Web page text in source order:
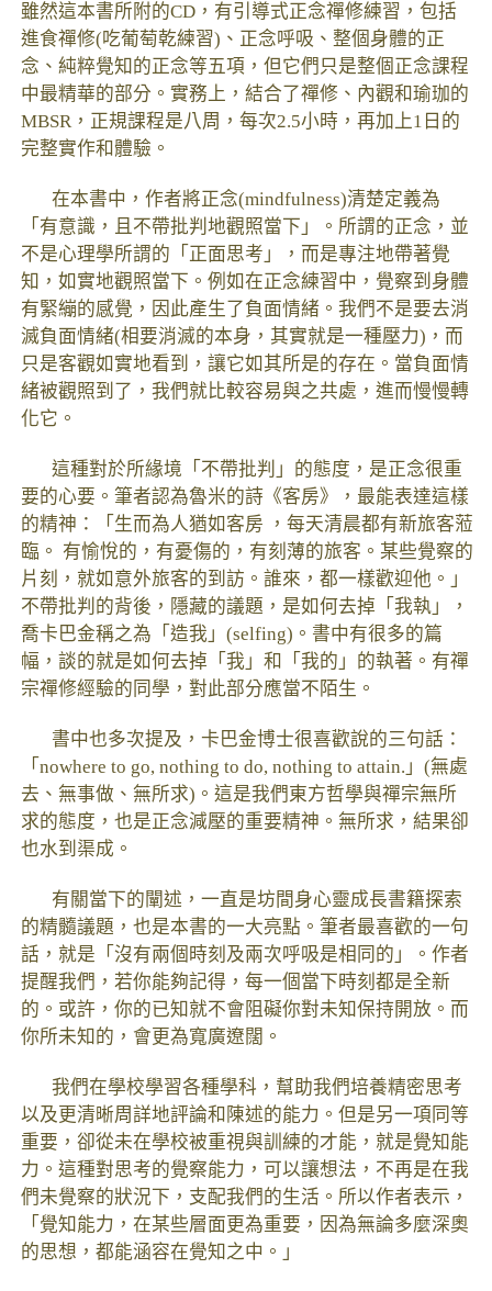
雖然這本書所附的CD，有引導式正念禪修練習，包括
進食禪修(吃葡萄乾練習)、正念呼吸、整個身體的正
念、純粹覺知的正念等五項，但它們只是整個正念課程
中最精華的部分。實務上，結合了禪修、內觀和瑜珈的
MBSR，正規課程是八周，每次2.5小時，再加上1日的
完整實作和體驗。
在本書中，作者將正念(mindfulness)清楚定義為
「有意識，且不帶批判地觀照當下」。所謂的正念，並
不是心理學所謂的「正面思考」，而是專注地帶著覺
知，如實地觀照當下。例如在正念練習中，覺察到身體
有緊繃的感覺，因此產生了負面情緒。我們不是要去消
滅負面情緒(相要消滅的本身，其實就是一種壓力)，而
只是客觀如實地看到，讓它如其所是的存在。當負面情
緒被觀照到了，我們就比較容易與之共處，進而慢慢轉
化它。
這種對於所緣境「不帶批判」的態度，是正念很重
要的心要。筆者認為魯米的詩《客房》，最能表達這樣
的精神：「生而為人猶如客房 ，每天清晨都有新旅客蒞
臨。 有愉悅的，有憂傷的，有刻薄的旅客。某些覺察的
片刻，就如意外旅客的到訪。誰來，都一樣歡迎他。」
不帶批判的背後，隱藏的議題，是如何去掉「我執」，
喬卡巴金稱之為「造我」(selfing)。書中有很多的篇
幅，談的就是如何去掉「我」和「我的」的執著。有禪
宗禪修經驗的同學，對此部分應當不陌生。
書中也多次提及，卡巴金博士很喜歡說的三句話：
「nowhere to go, nothing to do, nothing to attain.」(無處
去、無事做、無所求)。這是我們東方哲學與禪宗無所
求的態度，也是正念減壓的重要精神。無所求，結果卻
也水到渠成。
有關當下的闡述，一直是坊間身心靈成長書籍探索
的精髓議題，也是本書的一大亮點。筆者最喜歡的一句
話，就是「沒有兩個時刻及兩次呼吸是相同的」。作者
提醒我們，若你能夠記得，每一個當下時刻都是全新
的。或許，你的已知就不會阻礙你對未知保持開放。而
你所未知的，會更為寬廣遼闊。
我們在學校學習各種學科，幫助我們培養精密思考
以及更清晰周詳地評論和陳述的能力。但是另一項同等
重要，卻從未在學校被重視與訓練的才能，就是覺知能
力。這種對思考的覺察能力，可以讓想法，不再是在我
們未覺察的狀況下，支配我們的生活。所以作者表示，
「覺知能力，在某些層面更為重要，因為無論多麼深奧
的思想，都能涵容在覺知之中。」